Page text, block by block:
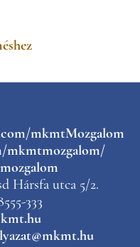
mkmtMozgalom
mkmtmozgalom/
Hársfa utca 5/2.
333